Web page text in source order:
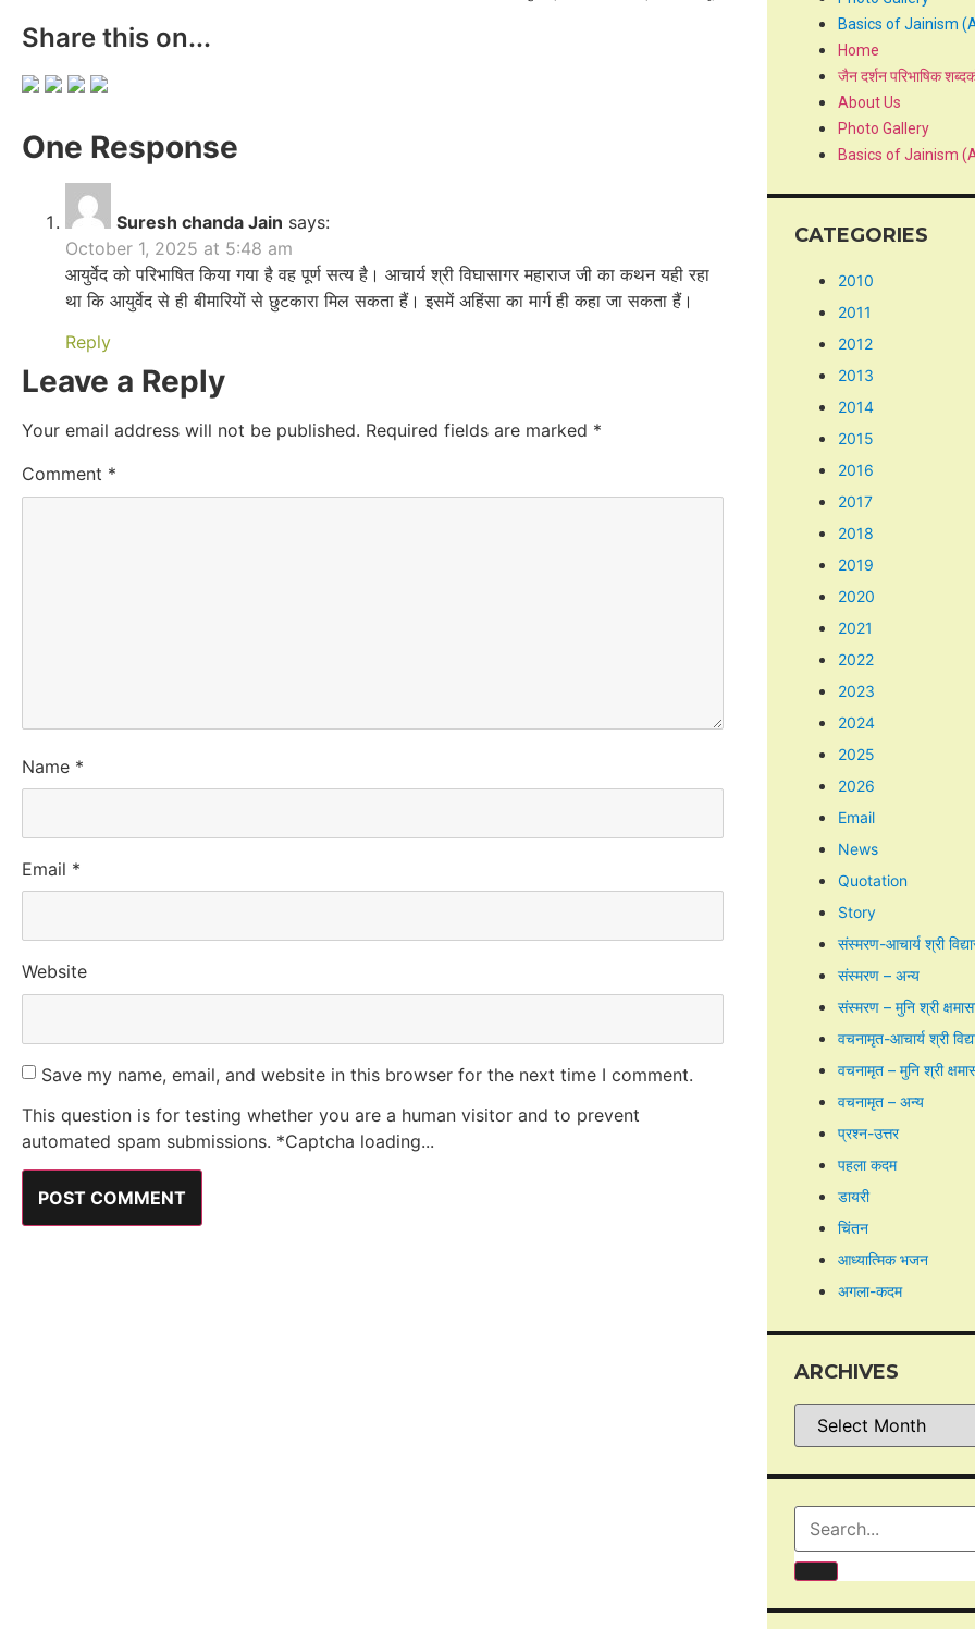
Share this on...
One Response
Suresh chanda Jain says:
October 1, 2025 at 5:48 am
आयुर्वेद को परिभाषित किया गया है वह पूर्ण सत्य है। आचार्य श्री विघासागर महाराज जी का कथन यही रहा
था कि आयुर्वेद से ही बीमारियों से छुटकारा मिल सकता हैं। इसमें अहिंसा का मार्ग ही कहा जा सकता हैं।
Reply
Leave a Reply
Your email address will not be published. Required fields are marked *
Comment *
Name *
Email *
Website
Save my name, email, and website in this browser for the next time I comment.
This question is for testing whether you are a human visitor and to prevent
automated spam submissions. *Captcha loading...
Basics of Jainism
Home
जैन दर्शन परिभाषिक
About Us
Photo Gallery
Basics of Jainism
CATEGORIES
2010
2011
2012
2013
2014
2015
2016
2017
2018
2019
2020
2021
2022
2023
2024
2025
2026
Email
News
Quotation
Story
संस्मरण-आचार्य श्री
संस्मरण – अन्य
संस्मरण – मुनि श्री
वचनामृत-आचार्य श्री
वचनामृत – मुनि श्री
वचनामृत – अन्य
प्रश्न-उत्तर
पहला कदम
डायरी
चिंतन
आध्यात्मिक भजन
अगला-कदम
ARCHIVES